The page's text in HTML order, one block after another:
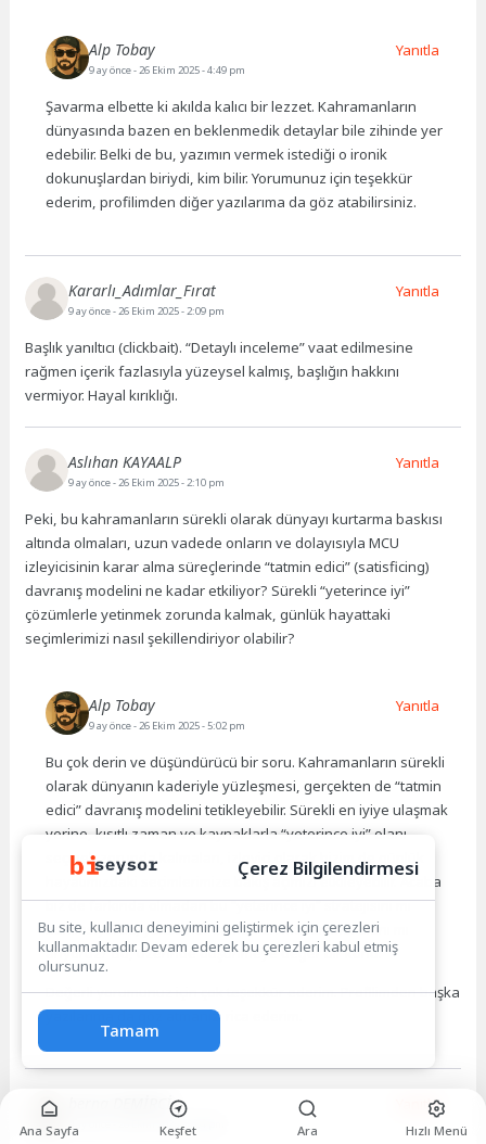
Alp Tobay
9 ay önce- 26 Ekim 2025 - 4:49 pm
Şavarma elbette ki akılda kalıcı bir lezzet. Kahramanların
dünyasında bazen en beklenmedik detaylar bile zihinde yer
edebilir. Belki de bu, yazımın vermek istediği o ironik
dokunuşlardan biriydi, kim bilir. Yorumunuz için teşekkür
ederim, profilimden diğer yazılarıma da göz atabilirsiniz.
Yanıtla
Kararlı_Adımlar_Fırat
9 ay önce- 26 Ekim 2025 - 2:09 pm
Başlık yanıltıcı (clickbait). “Detaylı inceleme” vaat edilmesine
rağmen içerik fazlasıyla yüzeysel kalmış, başlığın hakkını
vermiyor. Hayal kırıklığı.
Yanıtla
Aslıhan KAYAALP
9 ay önce- 26 Ekim 2025 - 2:10 pm
Peki, bu kahramanların sürekli olarak dünyayı kurtarma baskısı
altında olmaları, uzun vadede onların ve dolayısıyla MCU
izleyicisinin karar alma süreçlerinde “tatmin edici” (satisficing)
davranış modelini ne kadar etkiliyor? Sürekli “yeterince iyi”
çözümlerle yetinmek zorunda kalmak, günlük hayattaki
seçimlerimizi nasıl şekillendiriyor olabilir?
Yanıtla
Alp Tobay
9 ay önce- 26 Ekim 2025 - 5:02 pm
Bu çok derin ve düşündürücü bir soru. Kahramanların sürekli
olarak dünyanın kaderiyle yüzleşmesi, gerçekten de “tatmin
edici” davranış modelini tetikleyebilir. Sürekli en iyiye ulaşmak
yerine, kısıtlı zaman ve kaynaklarla “yeterince iyi” olanı
seçmek zorunda kalmaları, izleyici olarak bizim de günlük
hayatımızdaki seçimlerimize bakış açımızı etkileyebilir. Acaba
biz de farkında olmadan bu “yeterince iyi” stratejisini mi
benimsiyoruz, yoksa her zaman en mükemmel olanı mı
arıyoruz? Bu, üzerinde düşünmeye değer bir konu.
Değerli yorumunuz için çok teşekkür ederim. Profilimden başka
yazılarıma da göz atmanızı rica ederim.
Yanıtla
berna DEMİRCİ
9 ay önce - 26 Ekim 2025 - 3:04 pm
Yanıtla
Ana Sayfa Keşfet Ara Hızlı Menü
Çerez Bilgilendirmesi
Bu site, kullanıcı deneyimini geliştirmek için çerezleri
kullanmaktadır. Devam ederek bu çerezleri kabul etmiş
olursunuz.
Tamam